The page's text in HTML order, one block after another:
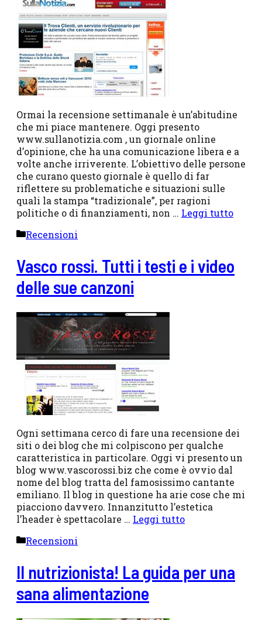
Ormai la recensione settimanale è un’abitudine
che mi piace mantenere. Oggi presento
www.sullanotizia.com , un giornale online
d’opinione, che ha una comunicazione libera e a
volte anche irriverente. L’obiettivo delle persone
che curano questo giornale è quello di far
riflettere su problematiche e situazioni sulle
quali la stampa “tradizionale”, per ragioni
politiche o di finanziamenti, non … Leggi tutto
Categorie
Recensioni
Vasco rossi. Tutti i testi e i video
delle sue canzoni
Ogni settimana cerco di fare una recensione dei
siti o dei blog che mi colpiscono per qualche
caratteristica in particolare. Oggi vi presento un
blog www.vascorossi.biz che come è ovvio dal
nome del blog tratta del famosissimo cantante
emiliano. Il blog in questione ha arie cose che mi
piacciono davvero. Innanzitutto l’estetica
l’header è spettacolare … Leggi tutto
Categorie
Recensioni
Il nutrizionista! La guida per una
sana alimentazione